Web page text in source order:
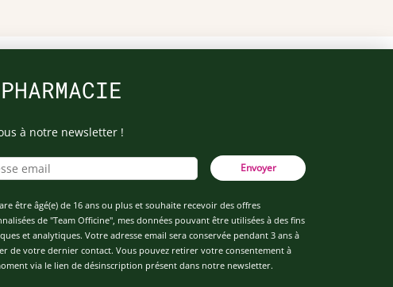
à notre newsletter !
Envoyer
être âgé(e) de 16 ans ou plus et souhaite recevoir des offres
de "Team Officine", mes données pouvant être utilisées à des fins
et analytiques. Votre adresse email sera conservée pendant 3 ans à
de votre dernier contact. Vous pouvez retirer votre consentement à
via le lien de désinscription présent dans notre newsletter.